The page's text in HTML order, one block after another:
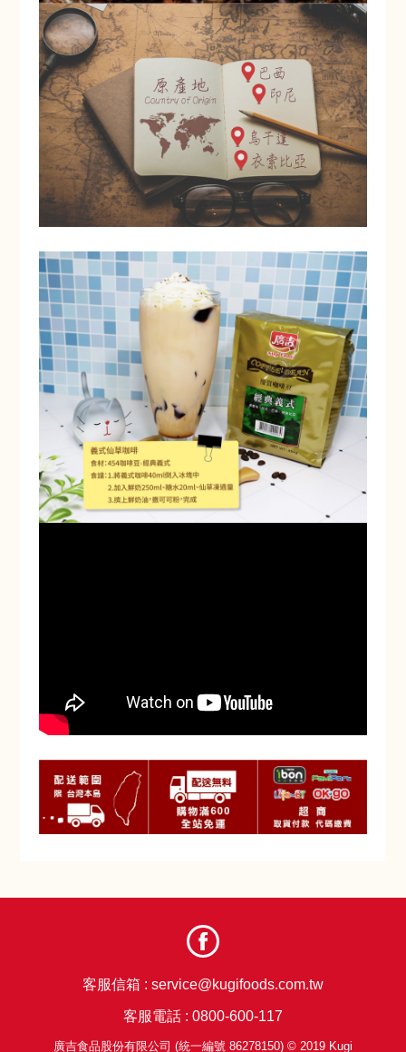
客服信箱 : service@kugifoods.com.tw
客服電話 : 0800-600-117
廣吉食品股份有限公司 (統一編號 86278150) © 2019 Kugi